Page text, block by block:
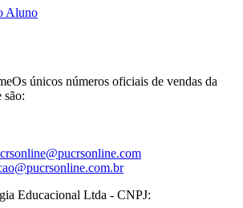
Aluno
Os únicos números oficiais de vendas da
Educacional Ltda - CNPJ: